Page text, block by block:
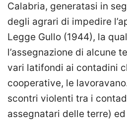
Calabria, generatasi in
degli agrari di impedire
Legge Gullo (1944), la
l’assegnazione di alcune
vari latifondi ai contadini
cooperative, le
scontri violenti tra i
assegnatari delle terre)